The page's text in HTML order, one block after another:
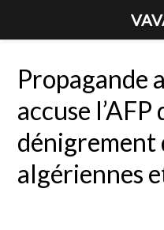
Propagande
accuse l’AFP
dénigrement
algériennes